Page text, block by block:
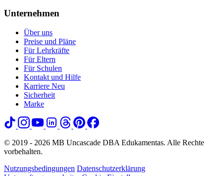
Unternehmen
Über uns
Preise und Pläne
Für Lehrkräfte
Für Eltern
Für Schulen
Kontakt und Hilfe
Karriere Neu
Sicherheit
Marke
© 2019 - 2026 MB Uncascade DBA Edukamentas. Alle Rechte
vorbehalten.
Nutzungsbedingungen Datenschutzerklärung